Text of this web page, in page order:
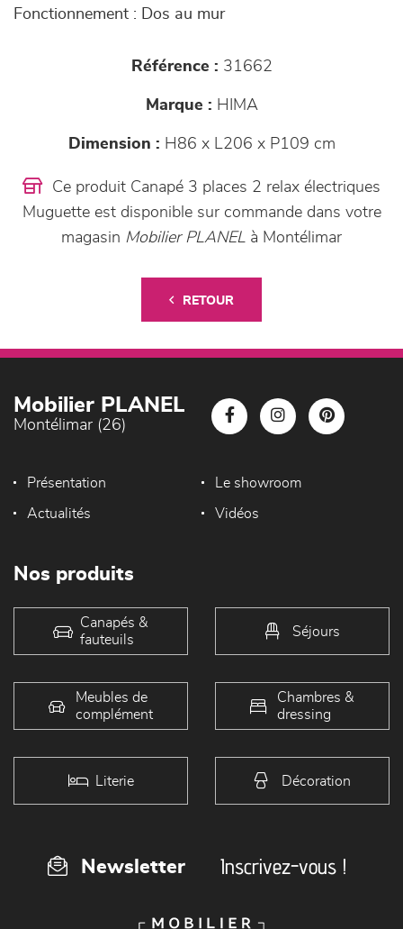
Fonctionnement : Dos au mur
Référence : 31662
Marque : HIMA
Dimension : H86 x L206 x P109 cm
Ce produit Canapé 3 places 2 relax électriques
Muguette est disponible sur commande dans votre
magasin Mobilier PLANEL à Montélimar
RETOUR
Mobilier PLANEL
Montélimar (26)
Présentation Le showroom
Actualités Vidéos
Nos produits
Canapés &
fauteuils
Séjours
Meubles de
complément
Chambres &
dressing
Literie Décoration
Newsletter Inscrivez-vous !